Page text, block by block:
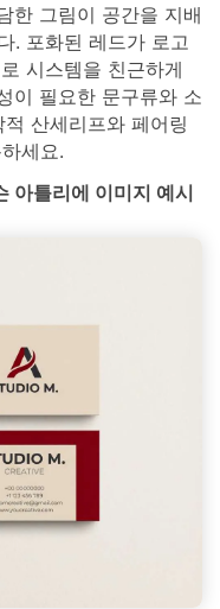
한 그림이 공간을 지배
. 포화된 레드가 로고
시스템을 친근하게
이 필요한 문구류와 소
산세리프와 페어링
세요.
아틀리에 이미지 예시